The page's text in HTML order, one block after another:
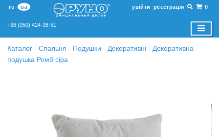
ru ua увійти реєстрація 0
+38 (050) 424-38-51
Каталог - Спальня - Подушки - Декоративнi - Декоративна
подушка Ромб сіра